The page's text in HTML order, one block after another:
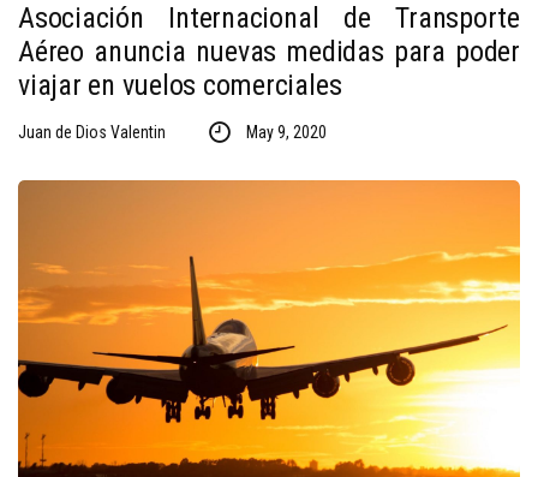
Asociación Internacional de Transporte
Aéreo anuncia nuevas medidas para poder
viajar en vuelos comerciales
Juan de Dios Valentin May 9, 2020